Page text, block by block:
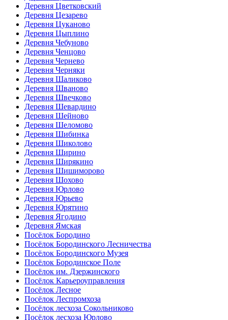
Деревня Цветковский
Деревня Цезарево
Деревня Цуканово
Деревня Цыплино
Деревня Чебуново
Деревня Ченцово
Деревня Чернево
Деревня Черняки
Деревня Шаликово
Деревня Шваново
Деревня Швечково
Деревня Шевардино
Деревня Шейново
Деревня Шеломово
Деревня Шибинка
Деревня Шиколово
Деревня Ширино
Деревня Ширякино
Деревня Шишиморово
Деревня Шохово
Деревня Юрлово
Деревня Юрьево
Деревня Юрятино
Деревня Ягодино
Деревня Ямская
Посёлок Бородино
Посёлок Бородинского Лесничества
Посёлок Бородинского Музея
Посёлок Бородинское Поле
Посёлок им. Дзержинского
Посёлок Карьероуправления
Посёлок Лесное
Посёлок Леспромхоза
Посёлок лесхоза Сокольниково
Посёлок лесхоза Юрлово